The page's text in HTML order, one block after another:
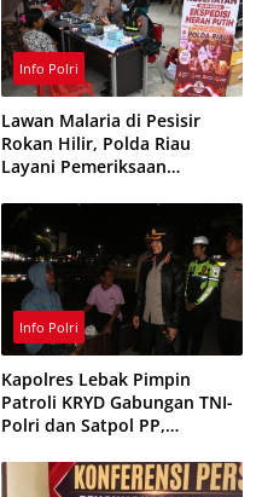
Info Polri
Lawan Malaria di Pesisir
Rokan Hilir, Polda Riau
Layani Pemeriksaan
Info Polri
Kapolres Lebak Pimpin
Patroli KRYD Gabungan TNI-
Polri dan Satpol PP,
Balap Liar